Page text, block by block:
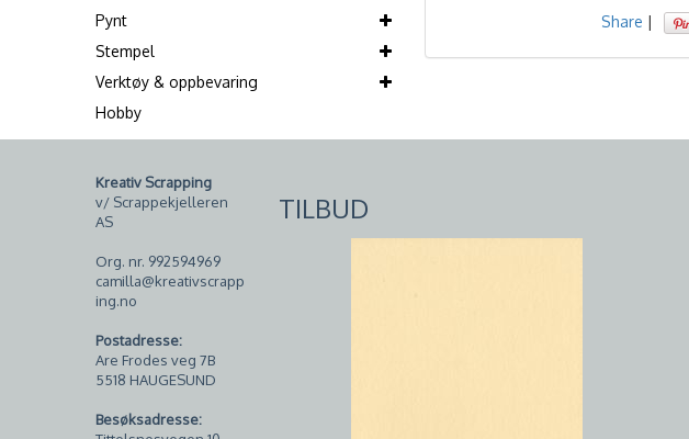
Pynt
Stempel
Verktøy & oppbevaring
Hobby
Share |
Kreativ Scrapping
v/ Scrappekjelleren
AS
Org. nr. 992594969
camilla@kreativscrapp
ing.no
Postadresse:
Are Frodes veg 7B
5518 HAUGESUND
Besøksadresse:
TILBUD